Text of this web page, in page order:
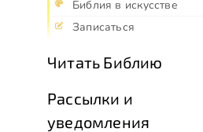
Библия в искусстве
Записаться
Читать Библию
Рассылки и
уведомления